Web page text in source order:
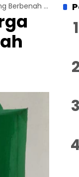
Sambut Ramadhan 1445 H, Warga Ahmadiyah Cimayang Berbenah Masjid